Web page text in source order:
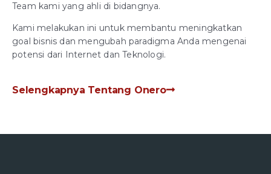
Team kami yang ahli di bidangnya.
Kami melakukan ini untuk membantu meningkatkan
goal bisnis dan mengubah paradigma Anda mengenai
potensi dari Internet dan Teknologi.
Selengkapnya Tentang Onero